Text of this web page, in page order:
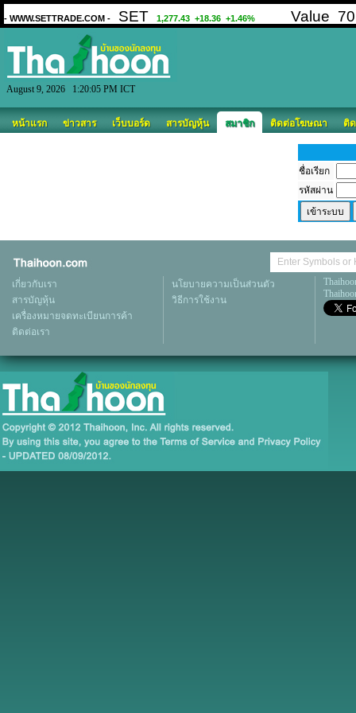
August 9, 2026 1:20:05 PM ICT
หน้าแรก ข่าวสาร เว็บบอร์ด สารบัญหุ้น สมาชิก ติดต่อโฆษณา ติ
ชื่อเรียก
รหัสผ่าน
เกี่ยวกับเรา
สารบัญหุ้น
เครื่องหมายจดทะเบียนการค้า
ติดต่อเรา
นโยบายความเป็นส่วนตัว
วิธีการใช้งาน